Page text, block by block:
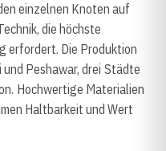
einzelnen Knoten auf
die höchste
erfordert. Die Produktion
Peshawar, drei Städte
Hochwertige Materialien
Haltbarkeit und Wert